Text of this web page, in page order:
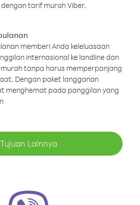
tarif murah Viber.
memberi Anda keleluasaan
internasional ke landline dan
tanpa harus memperpanjang
Dengan paket langganan
menghemat pada panggilan yang
Tujuan Lainnya